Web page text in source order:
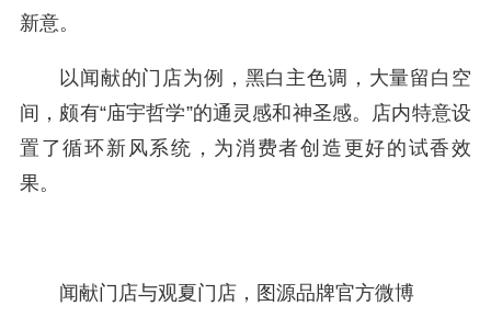
新意。
以闻献的门店为例，黑白主色调，大量留白空
间，颇有“庙宇哲学”的通灵感和神圣感。店内特意设
置了循环新风系统，为消费者创造更好的试香效
果。
闻献门店与观夏门店，图源品牌官方微博